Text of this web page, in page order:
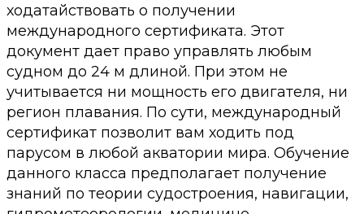
ходатайствовать о получении
международного сертификата. Этот
документ дает право управлять любым
судном до 24 м длиной. При этом не
учитывается ни мощность его двигателя, ни
регион плавания. По сути, международный
сертификат позволит вам ходить под
парусом в любой акватории мира. Обучение
данного класса предполагает получение
знаний по теории судостроения, навигации,